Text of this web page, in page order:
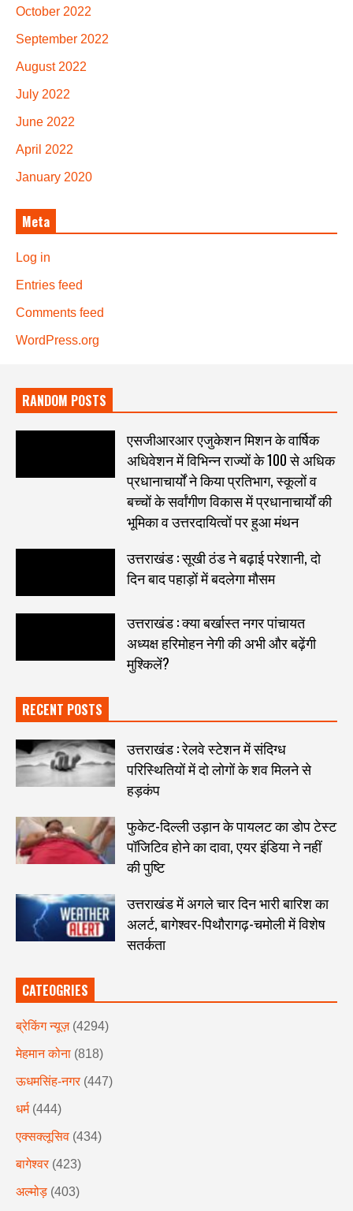
October 2022
September 2022
August 2022
July 2022
June 2022
April 2022
January 2020
Meta
Log in
Entries feed
Comments feed
WordPress.org
RANDOM POSTS
एसजीआरआर एजुकेशन मिशन के वार्षिक
अधिवेशन में विभिन्न राज्यों के 100 से अधिक
प्रधानाचार्यों ने किया प्रतिभाग, स्कूलों व
बच्चों के सर्वांगीण विकास में प्रधानाचार्यों की
भूमिका व उत्तरदायित्वों पर हुआ मंथन
उत्तराखंड : सूखी ठंड ने बढ़ाई परेशानी, दो
दिन बाद पहाड़ों में बदलेगा मौसम
उत्तराखंड : क्या बर्खास्त नगर पांचायत
अध्यक्ष हरिमोहन नेगी की अभी और बढ़ेंगी
मुश्किलें?
RECENT POSTS
उत्तराखंड : रेलवे स्टेशन में संदिग्ध
परिस्थितियों में दो लोगों के शव मिलने से
हड़कंप
फुकेट-दिल्ली उड़ान के पायलट का डोप टेस्ट
पॉजिटिव होने का दावा, एयर इंडिया ने नहीं
की पुष्टि
उत्तराखंड में अगले चार दिन भारी बारिश का
अलर्ट, बागेश्वर-पिथौरागढ़-चमोली में विशेष
सतर्कता
CATEOGRIES
ब्रेकिंग न्यूज़ (4294)
मेहमान कोना (818)
ऊधमसिंह-नगर (447)
धर्म (444)
एक्सक्लूसिव (434)
बागेश्वर (423)
अल्मोड़ (403)